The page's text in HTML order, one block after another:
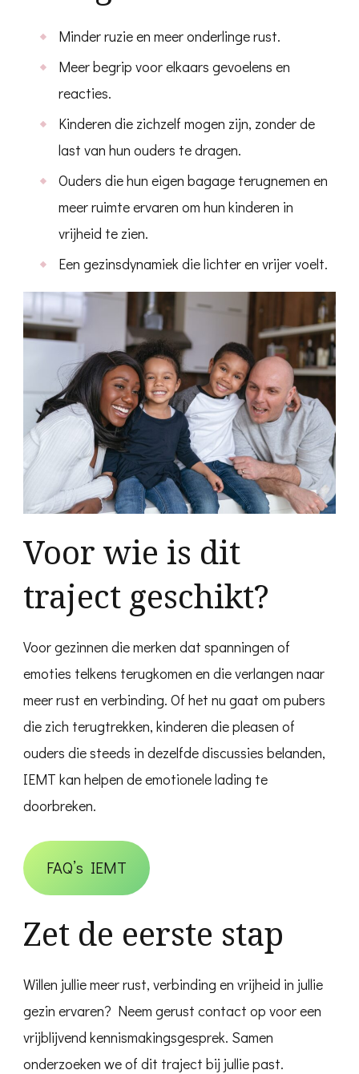
Minder ruzie en meer onderlinge rust.
Meer begrip voor elkaars gevoelens en
reacties.
Kinderen die zichzelf mogen zijn, zonder de
last van hun ouders te dragen.
Ouders die hun eigen bagage terugnemen en
meer ruimte ervaren om hun kinderen in
vrijheid te zien.
Een gezinsdynamiek die lichter en vrijer voelt.
Voor wie is dit
traject geschikt?
Voor gezinnen die merken dat spanningen of
emoties telkens terugkomen en die verlangen naar
meer rust en verbinding. Of het nu gaat om pubers
die zich terugtrekken, kinderen die pleasen of
ouders die steeds in dezelfde discussies belanden,
IEMT kan helpen de emotionele lading te
doorbreken.
FAQ’s IEMT
Zet de eerste stap
Willen jullie meer rust, verbinding en vrijheid in jullie
gezin ervaren? Neem gerust contact op voor een
vrijblijvend kennismakingsgesprek. Samen
onderzoeken we of dit traject bij jullie past.